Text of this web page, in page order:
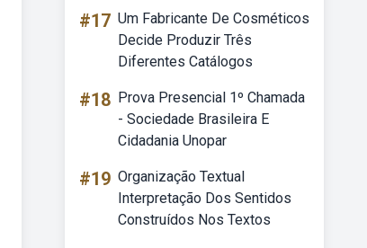
#17 Um Fabricante De Cosméticos
Decide Produzir Três
Diferentes Catálogos
#18 Prova Presencial 1º Chamada
- Sociedade Brasileira E
Cidadania Unopar
#19 Organização Textual
Interpretação Dos Sentidos
Construídos Nos Textos